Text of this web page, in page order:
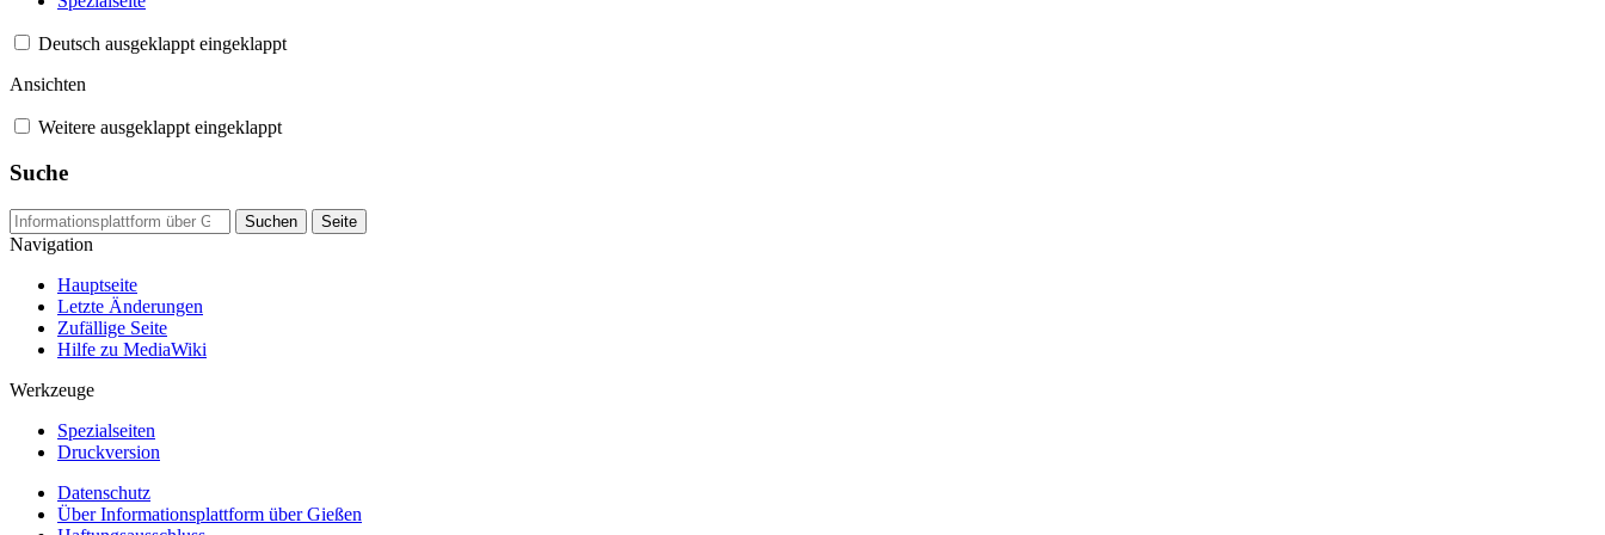
Deutsch ausgeklappt eingeklappt
Ansichten
Weitere ausgeklappt eingeklappt
Suche
Navigation
Hauptseite
Letzte Änderungen
Zufällige Seite
Hilfe zu MediaWiki
Werkzeuge
Spezialseiten
Druckversion
Datenschutz
Über Informationsplattform über Gießen